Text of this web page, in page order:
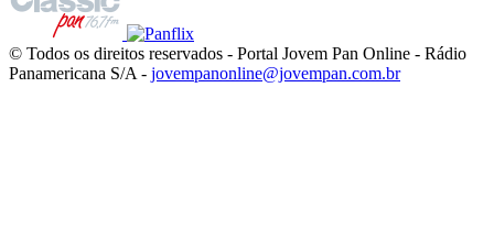
© Todos os direitos reservados - Portal Jovem Pan Online - Rádio
Panamericana S/A - jovempanonline@jovempan.com.br